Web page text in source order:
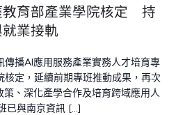
教育部產業學院核定 持
業接軌
播AI應用服務產業實務人才培育專
定，延續前期專班推動成果，再次
、深化產學合作及培育跨域應用人
已與南京資訊 […]